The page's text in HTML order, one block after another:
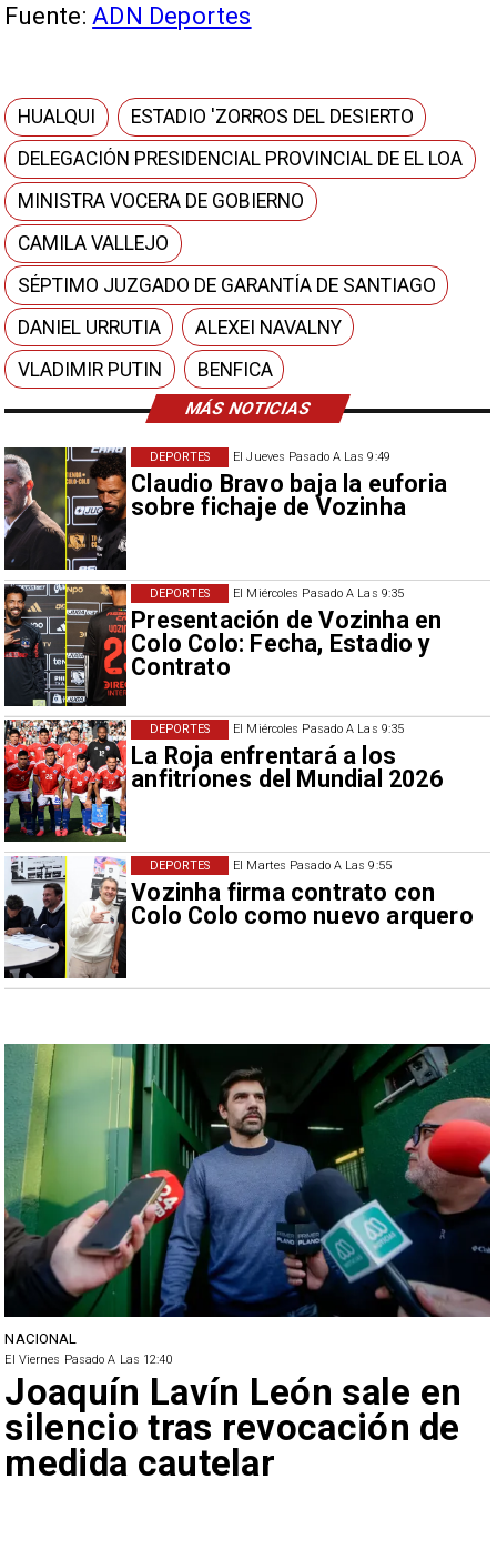
MÁS NOTICIAS
El Jueves Pasado A Las 9:49
Claudio Bravo baja la euforia
sobre fichaje de Vozinha
DEPORTES
El Miércoles Pasado A Las 9:35
Presentación de Vozinha en
Colo Colo: Fecha, Estadio y
Contrato
DEPORTES
El Miércoles Pasado A Las 9:35
La Roja enfrentará a los
anfitriones del Mundial 2026
DEPORTES
El Martes Pasado A Las 9:55
Vozinha firma contrato con
Colo Colo como nuevo arquero
DEPORTES
Fuente: ADN Deportes
HUALQUI
ESTADIO 'ZORROS DEL DESIERTO
DELEGACIÓN PRESIDENCIAL PROVINCIAL DE EL LOA
MINISTRA VOCERA DE GOBIERNO
CAMILA VALLEJO
SÉPTIMO JUZGADO DE GARANTÍA DE SANTIAGO
DANIEL URRUTIA
ALEXEI NAVALNY
VLADIMIR PUTIN
BENFICA
NACIONAL
El Viernes Pasado A Las 12:40
Joaquín Lavín León sale en
silencio tras revocación de
medida cautelar